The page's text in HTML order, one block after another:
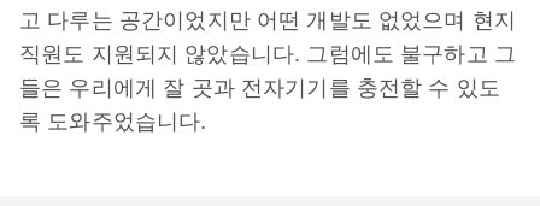
고 다루는 공간이었지만 어떤 개발도 없었으며 현지
직원도 지원되지 않았습니다. 그럼에도 불구하고 그
들은 우리에게 잘 곳과 전자기기를 충전할 수 있도
록 도와주었습니다.